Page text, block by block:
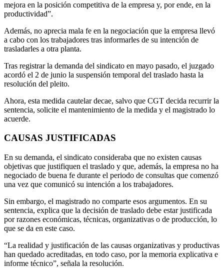
mejora en la posición competitiva de la empresa y, por ende, en la
productividad”.
Además, no aprecia mala fe en la negociación que la empresa llevó
a cabo con los trabajadores tras informarles de su intención de
trasladarles a otra planta.
Tras registrar la demanda del sindicato en mayo pasado, el juzgado
acordó el 2 de junio la suspensión temporal del traslado hasta la
resolución del pleito.
Ahora, esta medida cautelar decae, salvo que CGT decida recurrir la
sentencia, solicite el mantenimiento de la medida y el magistrado lo
acuerde.
CAUSAS JUSTIFICADAS
En su demanda, el sindicato consideraba que no existen causas
objetivas que justifiquen el traslado y que, además, la empresa no ha
negociado de buena fe durante el periodo de consultas que comenzó
una vez que comunicó su intención a los trabajadores.
Sin embargo, el magistrado no comparte esos argumentos. En su
sentencia, explica que la decisión de traslado debe estar justificada
por razones económicas, técnicas, organizativas o de producción, lo
que se da en este caso.
“La realidad y justificación de las causas organizativas y productivas
han quedado acreditadas, en todo caso, por la memoria explicativa e
informe técnico”, señala la resolución.